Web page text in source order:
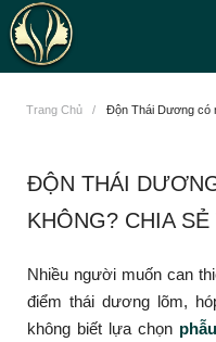
Trang Chủ / Độn Thái Dương có
ĐỘN THÁI
KHÔNG? CHIA
Nhiều người muốn can
điểm thái dương lõm,
không biết lựa chọn